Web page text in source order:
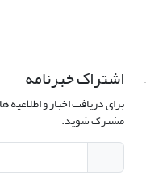
اشتراک خبرنامه
برای دریافت اخبار و
مشترک شوید.